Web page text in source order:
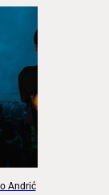
Andrić